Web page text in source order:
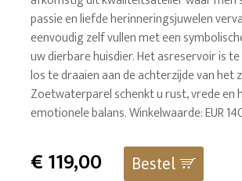
passie en liefde herinneringsjuwelen
eenvoudig zelf vullen met een
uw dierbare huisdier. Het asreservoir is
los te draaien aan de achterzijde van het
Zoetwaterparel schenkt u rust, vrede en
emotionele balans. Winkelwaarde: EUR
€119,00 Bestel